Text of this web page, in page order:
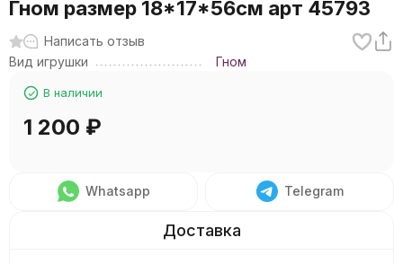
Гном размер 18*17*56см арт 45793
Написать отзыв
Вид игрушки
Гном
В наличии
1 200 ₽
Whatsapp Telegram